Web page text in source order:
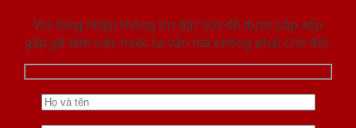
Vui lòng nhập thông tin đặt lịch để được sắp xếp
gặp gỡ làm việc hoăc tư vấn mà không phải chờ đợi.